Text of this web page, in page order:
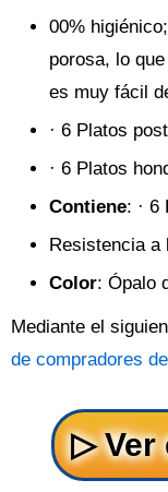
00%
porosa, lo
es muy fácil
· 6 Platos
· 6 Platos
Contiene: · 6
Resistencia a
Color: Ópalo
Mediante el
de compradores